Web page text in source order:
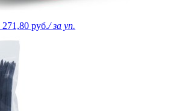
271,80 руб./ за уп.